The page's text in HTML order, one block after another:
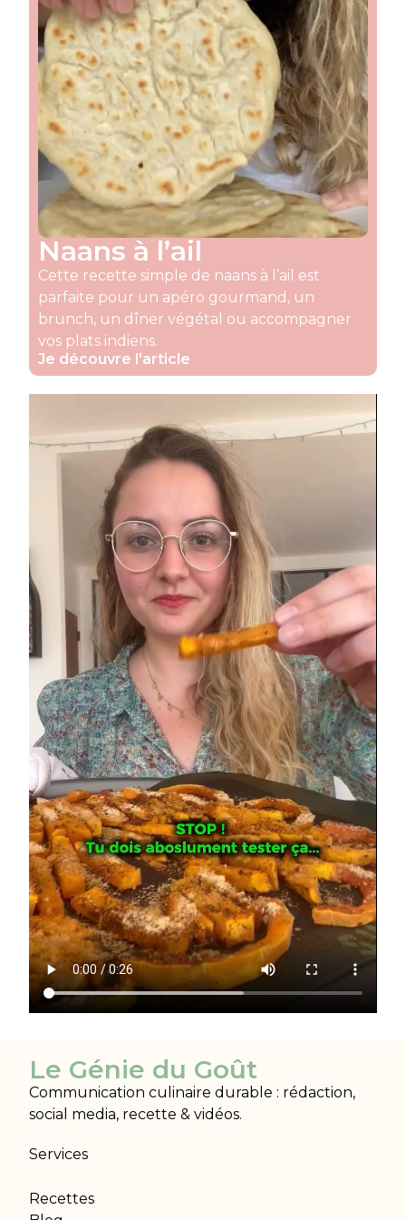
Naans à l’ail
Cette recette simple de naans à l’ail est
parfaite pour un apéro gourmand, un
brunch, un dîner végétal ou accompagner
vos plats indiens.
Je découvre l'article
Le Génie du Goût
Communication culinaire durable : rédaction,
social media, recette & vidéos.
Services
Recettes